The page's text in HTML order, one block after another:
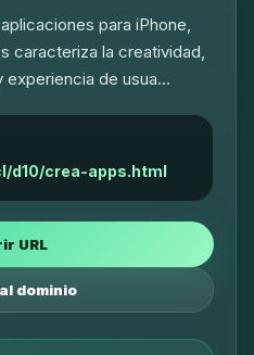
para iPhone,
caracteriza la creatividad,
experiencia de usua…
d10/crea-apps.html
URL
dominio